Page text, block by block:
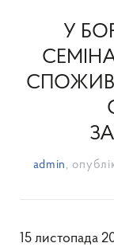
У
admin ,
15 листопада